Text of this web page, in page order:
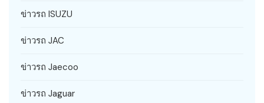
ข่าวรถ ISUZU
ข่าวรถ JAC
ข่าวรถ Jaecoo
ข่าวรถ Jaguar